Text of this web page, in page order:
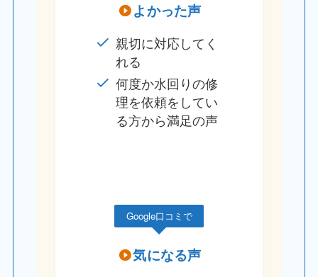
よかった声
親切に対応してく
れる
何度か水回りの修
理を依頼をしてい
る方から満足の声
Google口コミで
気になる声